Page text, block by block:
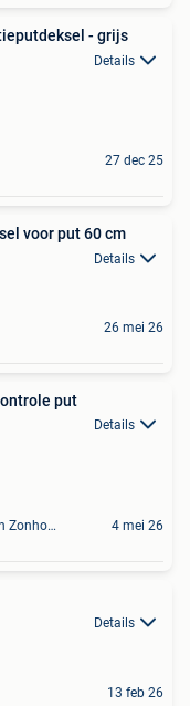
- grijs
Details
27 dec 25
voor put 60 cm
Details
26 mei 26
put
Details
Houthalen+ Deel Van Zonhoven En Zolder 4 mei 26
Details
13 feb 26